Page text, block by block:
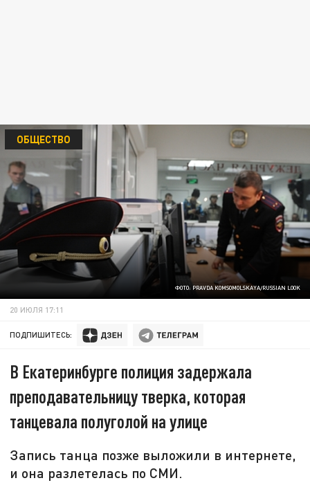
ФОТО: PRAVDA KOMSOMOLSKAYA/RUSSIAN LOOK
ОБЩЕСТВО
20 ИЮЛЯ 17:11
ПОДПИШИТЕСЬ:
В Екатеринбурге полиция задержала
преподавательницу тверка, которая
танцевала полуголой на улице
Запись танца позже выложили в интернете,
и она разлетелась по СМИ.